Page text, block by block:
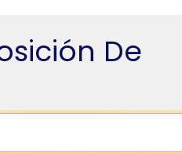
De